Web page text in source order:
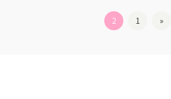
«
1
2